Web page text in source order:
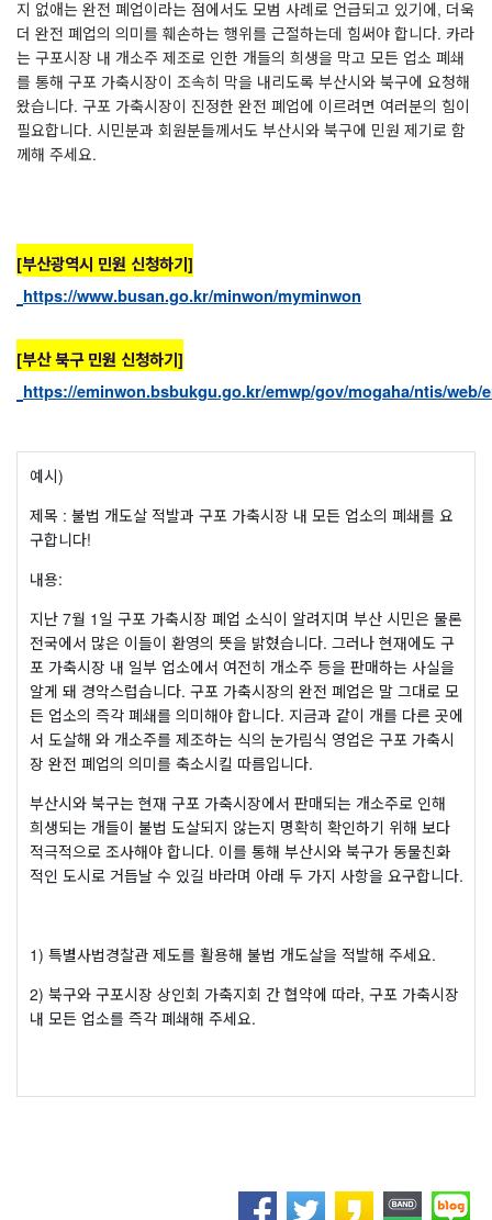
지 없애는 완전 폐업이라는 점에서도 모범 사례로 언급되고 있기에, 더욱
더 완전 폐업의 의미를 훼손하는 행위를 근절하는데 힘써야 합니다. 카라
는 구포시장 내 개소주 제조로 인한 개들의 희생을 막고 모든 업소 폐쇄
를 통해 구포 가축시장이 조속히 막을 내리도록 부산시와 북구에 요청해
왔습니다. 구포 가축시장이 진정한 완전 폐업에 이르려면 여러분의 힘이
필요합니다. 시민분과 회원분들께서도 부산시와 북구에 민원 제기로 함
께해 주세요.
[부산광역시 민원 신청하기]
https://www.busan.go.kr/minwon/myminwon
[부산 북구 민원 신청하기]
https://eminwon.bsbukgu.go.kr/emwp/gov/mogaha/ntis/
예시)
제목 : 불법 개도살 적발과 구포 가축시장 내 모든 업소의 폐쇄를 요
구합니다!
내용:
지난 7월 1 일 구포 가축시장 폐업 소식이 알려지며 부산 시민은 물론
전국에서 많은 이들이 환영의 뜻을 밝혔습니다. 그러나 현재에도 구
포 가축시장 내 일부 업소에서 여전히 개소주 등을 판매하는 사실을
알게 돼 경악스럽습니다. 구포 가축시장의 완전 폐업은 말 그대로 모
든 업소의 즉각 폐쇄를 의미해야 합니다. 지금과 같이 개를 다른 곳에
서 도살해 와 개소주를 제조하는 식의 눈가림식 영업은 구포 가축시
장 완전 폐업의 의미를 축소시킬 따름입니다.
부산시와 북구는 현재 구포 가축시장에서 판매되는 개소주로 인해
희생되는 개들이 불법 도살되지 않는지 명확히 확인하기 위해 보다
적극적으로 조사해야 합니다. 이를 통해 부산시와 북구가 동물친화
적인 도시로 거듭날 수 있길 바라며 아래 두 가지 사항을 요구합니다.
1) 특별사법경찰관 제도를 활용해 불법 개도살을 적발해 주세요.
2) 북구와 구포시장 상인회 가축지회 간 협약에 따라, 구포 가축시장
내 모든 업소를 즉각 폐쇄해 주세요.